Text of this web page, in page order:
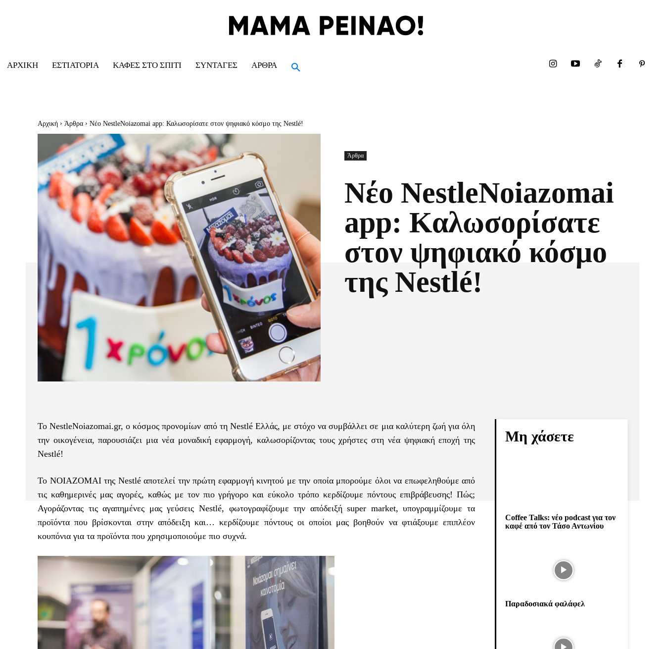
ΑΡΧΙΚΉ ΕΣΤΙΑΤΌΡΙΑ ΚΑΦΈΣ ΣΤΟ ΣΠΊΤΙ ΣΥΝΤΑΓΈΣ ΆΡΘΡΑ
Αρχική Άρθρα Νέο NestleNoiazomai app: Καλωσορίσατε στον ψηφιακό κόσμο της Nestlé!
Άρθρα
Νέο NestleNoiazomai
app: Καλωσορίσατε
στον ψηφιακό κόσμο
της Nestlé!
Το NestleNoiazomai.gr, ο κόσμος προνομίων από τη Nestlé Ελλάς, με στόχο να συμβάλλει σε μια καλύτερη ζωή για όλη
την οικογένεια, παρουσιάζει μια νέα μοναδική εφαρμογή, καλωσορίζοντας τους χρήστες στη νέα ψηφιακή εποχή της
Nestlé!
Το ΝΟΙΑΖΟΜΑΙ της Nestlé αποτελεί την πρώτη εφαρμογή κινητού με την οποία μπορούμε όλοι να επωφεληθούμε από
τις καθημερινές μας αγορές, καθώς με τον πιο γρήγορο και εύκολο τρόπο κερδίζουμε πόντους επιβράβευσης! Πώς;
Αγοράζοντας τις αγαπημένες μας γεύσεις Nestlé, φωτογραφίζουμε την απόδειξή super market, υπογραμμίζουμε τα
προϊόντα που βρίσκονται στην απόδειξη και… κερδίζουμε πόντους οι οποίοι μας βοηθούν να φτιάξουμε επιπλέον
κουπόνια για τα προϊόντα που χρησιμοποιούμε πιο συχνά.
Μη χάσετε
Coffee Talks: νέο podcast για τον
καφέ από τον Τάσο Αντωνίου
Παραδοσιακά φαλάφελ